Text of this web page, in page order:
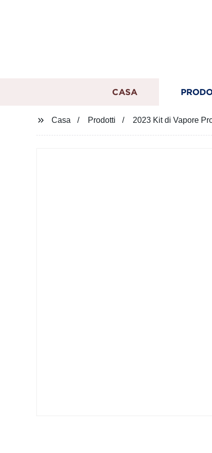
CASA
Casa Prodotti 2023 Kit di Vapore